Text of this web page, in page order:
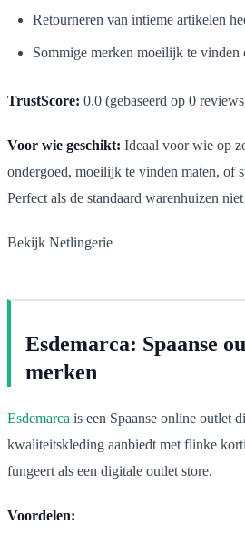
Retourneren van intieme artikelen
Sommige merken moeilijk te vinden
TrustScore: 0.0 (gebaseerd op 0
Voor wie geschikt: Ideaal voor wie op
ondergoed, moeilijk te vinden maten, of
Perfect als de standaard warenhuizen
Bekijk Netlingerie
Esdemarca: Spaanse
merken
Esdemarca is een Spaanse online outlet
kwaliteitskleding aanbiedt met flinke
fungeert als een digitale outlet store.
Voordelen: